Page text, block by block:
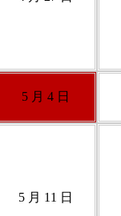
5 月 4 日
5 月 11 日